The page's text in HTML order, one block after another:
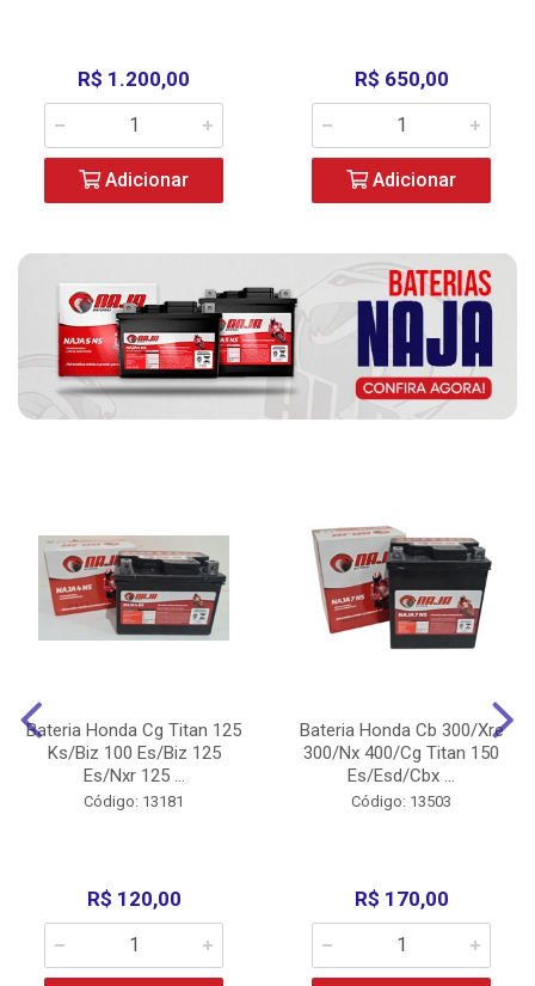
R$ 1.200,00
Adicionar
R$ 650,00
Adicionar
Bateria Honda Cg Titan 125
Ks/Biz 100 Es/Biz 125
Es/Nxr 125 ...
Código: 13181
R$ 120,00
Bateria Honda Cb 300/Xre
300/Nx 400/Cg Titan 150
Es/Esd/Cbx ...
Código: 13503
R$ 170,00